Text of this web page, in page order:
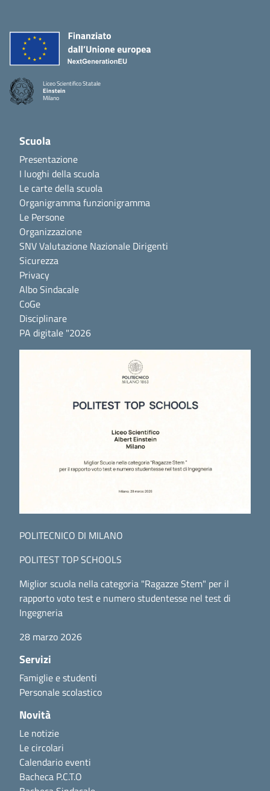
Liceo Scientifico Statale
Einstein
Milano
Scuola
Presentazione
I luoghi della scuola
Le carte della scuola
Organigramma funzionigramma
Le Persone
Organizzazione
SNV Valutazione Nazionale Dirigenti
Sicurezza
Privacy
Albo Sindacale
CoGe
Disciplinare
PA digitale "2026
POLITECNICO DI MILANO
POLITEST TOP SCHOOLS
Miglior scuola nella categoria "Ragazze Stem" per il
rapporto voto test e numero studentesse nel test di
Ingegneria
28 marzo 2026
Servizi
Famiglie e studenti
Personale scolastico
Novità
Le notizie
Le circolari
Calendario eventi
Bacheca P.C.T.O